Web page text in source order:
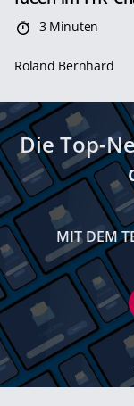
3 Minuten
Roland Bernhard
Die Top-
MIT DEM